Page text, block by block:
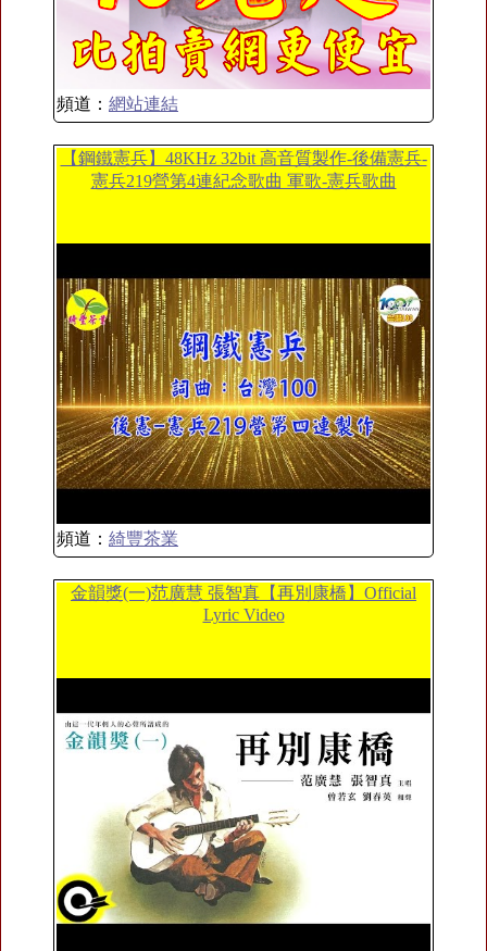
頻道： 網站連結
【鋼鐵憲兵】48KHz 32bit 高音質製作-後備憲兵-
憲兵219營第4連紀念歌曲 軍歌-憲兵歌曲
頻道： 綺豐茶業
金韻獎(一)范廣慧 張智真【再別康橋】Official
Lyric Video